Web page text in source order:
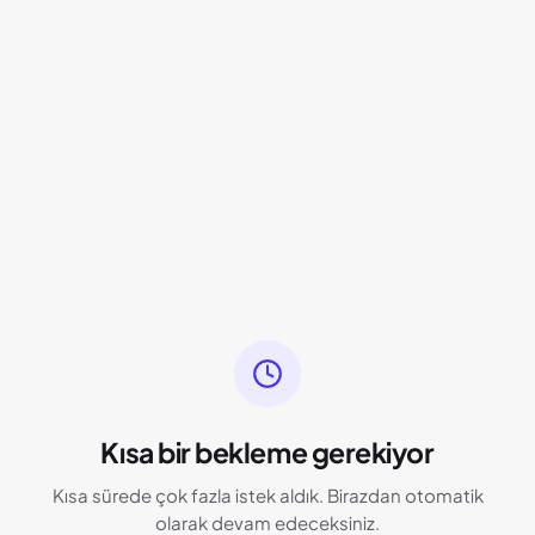
Kısa bir bekleme gerekiyor
Kısa sürede çok fazla istek aldık. Birazdan otomatik
olarak devam edeceksiniz.